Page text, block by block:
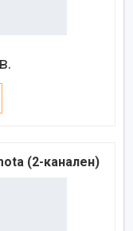
(2-канален)